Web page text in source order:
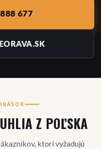
677
Z POĽSKA
ktorí vyžadujú